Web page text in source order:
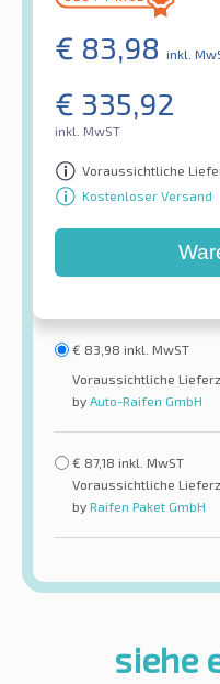
€ 83,98 inkl.
€ 335,92
inkl. MwST
Voraussichtliche
Kostenloser Versand
€ 83,98 inkl. MwST
Voraussichtliche
by Auto-Raifen GmbH
€ 87,18 inkl. MwST
Voraussichtliche
by Raifen Paket GmbH
siehe